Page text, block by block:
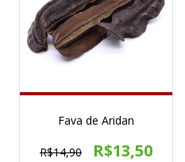
Fava de Aridan
R$14,90 R$13,50